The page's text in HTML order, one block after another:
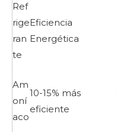
Ref
rige
ran
te
Eficiencia
Energética
Am
oní
aco
10-15% más
eficiente